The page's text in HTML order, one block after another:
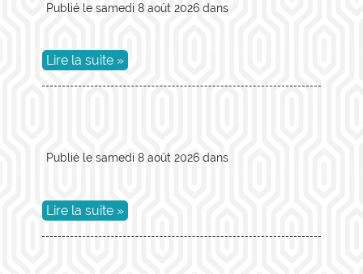
Publié lesamedi 8 août 2026 dans
Lire la suite »
Publié lesamedi 8 août 2026 dans
Lire la suite »